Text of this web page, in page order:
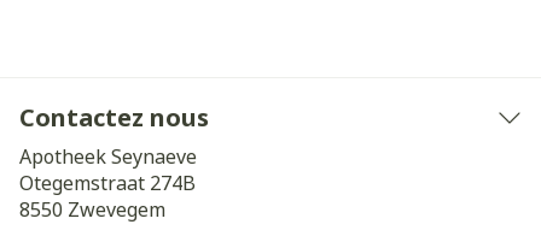
Contactez nous
Apotheek Seynaeve
Otegemstraat 274B
8550 Zwevegem